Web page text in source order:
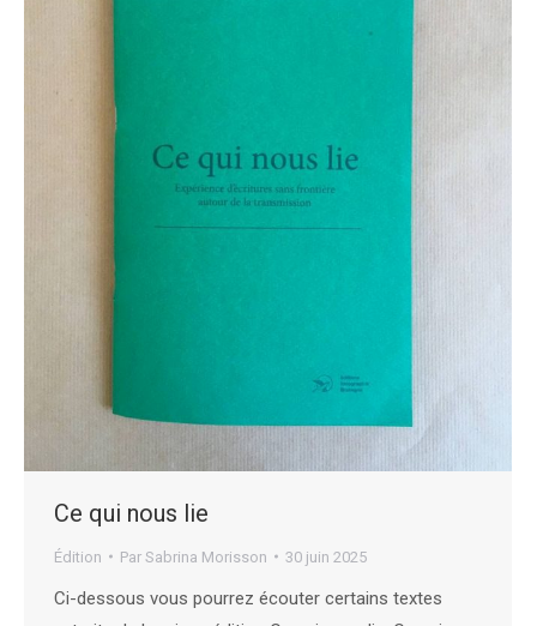
Ce qui nous lie
Édition Par Sabrina Morisson 30 juin 2025
Ci-dessous vous pourrez écouter certains textes